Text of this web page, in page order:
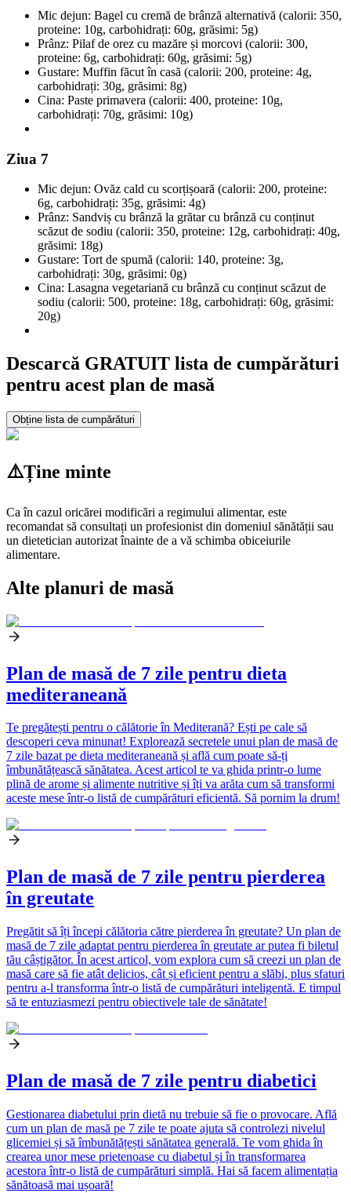
Mic dejun: Bagel cu cremă de brânză alternativă (calorii: 350,
proteine: 10g, carbohidrați: 60g, grăsimi: 5g)
Prânz: Pilaf de orez cu mazăre și morcovi (calorii: 300,
proteine: 6g, carbohidrați: 60g, grăsimi: 5g)
Gustare: Muffin făcut în casă (calorii: 200, proteine: 4g,
carbohidrați: 30g, grăsimi: 8g)
Cina: Paste primavera (calorii: 400, proteine: 10g,
carbohidrați: 70g, grăsimi: 10g)
Ziua 7
Mic dejun: Ovăz cald cu scorțișoară (calorii: 200, proteine:
6g, carbohidrați: 35g, grăsimi: 4g)
Prânz: Sandviș cu brânză la grătar cu brânză cu conținut
scăzut de sodiu (calorii: 350, proteine: 12g, carbohidrați: 40g,
grăsimi: 18g)
Gustare: Tort de spumă (calorii: 140, proteine: 3g,
carbohidrați: 30g, grăsimi: 0g)
Cina: Lasagna vegetariană cu brânză cu conținut scăzut de
sodiu (calorii: 500, proteine: 18g, carbohidrați: 60g, grăsimi:
20g)
Descarcă GRATUIT lista de cumpărături
pentru acest plan de masă
Obține lista de cumpărături
⚠️Ține minte
Ca în cazul oricărei modificări a regimului alimentar, este
recomandat să consultați un profesionist din domeniul sănătății sau
un dietetician autorizat înainte de a vă schimba obiceiurile
alimentare.
Alte planuri de masă
Plan de masă de 7 zile pentru dieta
mediteraneană
Te pregătești pentru o călătorie în Mediterană? Ești pe cale să
descoperi ceva minunat! Explorează secretele unui plan de masă de
7 zile bazat pe dieta mediteraneană și află cum poate să-ți
îmbunătățească sănătatea. Acest articol te va ghida printr-o lume
plină de arome și alimente nutritive și îți va arăta cum să transformi
aceste mese într-o listă de cumpărături eficientă. Să pornim la drum!
Plan de masă de 7 zile pentru pierderea
în greutate
Pregătit să îți începi călătoria către pierderea în greutate? Un plan de
masă de 7 zile adaptat pentru pierderea în greutate ar putea fi biletul
tău câștigător. În acest articol, vom explora cum să creezi un plan de
masă care să fie atât delicios, cât și eficient pentru a slăbi, plus sfaturi
pentru a-l transforma într-o listă de cumpărături inteligentă. E timpul
să te entuziasmezi pentru obiectivele tale de sănătate!
Plan de masă de 7 zile pentru diabetici
Gestionarea diabetului prin dietă nu trebuie să fie o provocare. Află
cum un plan de masă pe 7 zile te poate ajuta să controlezi nivelul
glicemiei și să îmbunătățești sănătatea generală. Te vom ghida în
crearea unor mese prietenoase cu diabetul și în transformarea
acestora într-o listă de cumpărături simplă. Hai să facem alimentația
sănătoasă mai ușoară!